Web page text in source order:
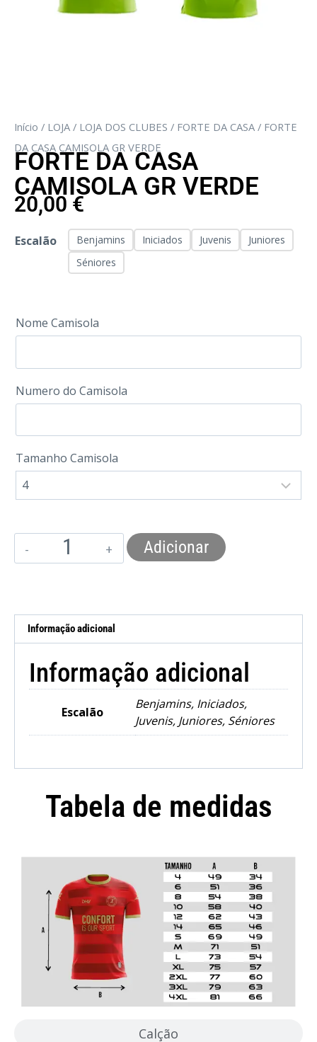
Início / LOJA / LOJA DOS CLUBES / FORTE DA CASA / FORTE
DA CASA CAMISOLA GR VERDE
FORTE DA CASA
CAMISOLA GR VERDE
20,00 €
Escalão Benjamins Iniciados Juvenis
Juniores
Séniores
Nome Camisola
Numero do Camisola
Tamanho Camisola
Adicionar
Informação adicional
Informação adicional
Escalão
Benjamins, Iniciados,
Juvenis, Juniores, Séniores
Tabela de medidas
Calção